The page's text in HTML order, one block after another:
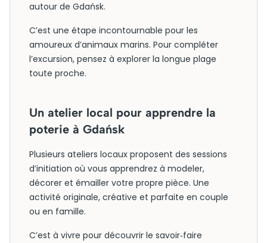
autour de Gdańsk.
C’est une étape incontournable pour les
amoureux d’animaux marins. Pour compléter
l’excursion, pensez à explorer la longue plage
toute proche.
Un atelier local pour apprendre la
poterie à Gdańsk
Plusieurs ateliers locaux proposent des sessions
d’initiation où vous apprendrez à modeler,
décorer et émailler votre propre pièce. Une
activité originale, créative et parfaite en couple
ou en famille.
C’est à vivre pour découvrir le savoir‑faire